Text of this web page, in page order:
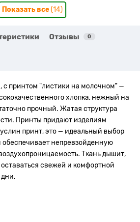
Показать все(14)
Отзывы 0
с принтом "листики на молочном" —
хлопка, нежный на
прочный. Жатая структура
Принты придают изделиям
принт, это — идеальный выбор
обеспечивает непревзойденную
Ткань дышит,
свежей и комфортной